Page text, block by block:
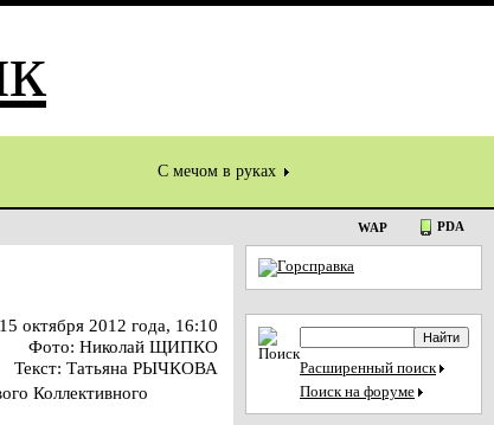
С мечом в руках
WAP PDA
15 октября 2012 года, 16:10
Фото: Николай ЩИПКО
Текст: Татьяна РЫЧКОВА
Коллективного
Расширенный поиск
Поиск на форуме